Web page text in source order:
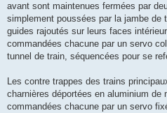
avant sont maintenues fermées par
simplement poussées par la jambe de
guides rajoutés sur leurs faces
commandées chacune par un servo
tunnel de train, séquencées pour se
Les contre trappes des trains
charnières déportées en aluminium de
commandées chacune par un servo